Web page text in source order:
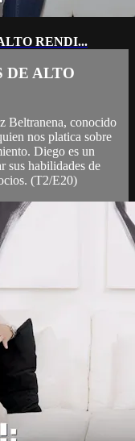
RENDI...
DE ALTO
Beltranena, conocido
nos platica sobre
Diego es un
sus habilidades de
(T2/E20)